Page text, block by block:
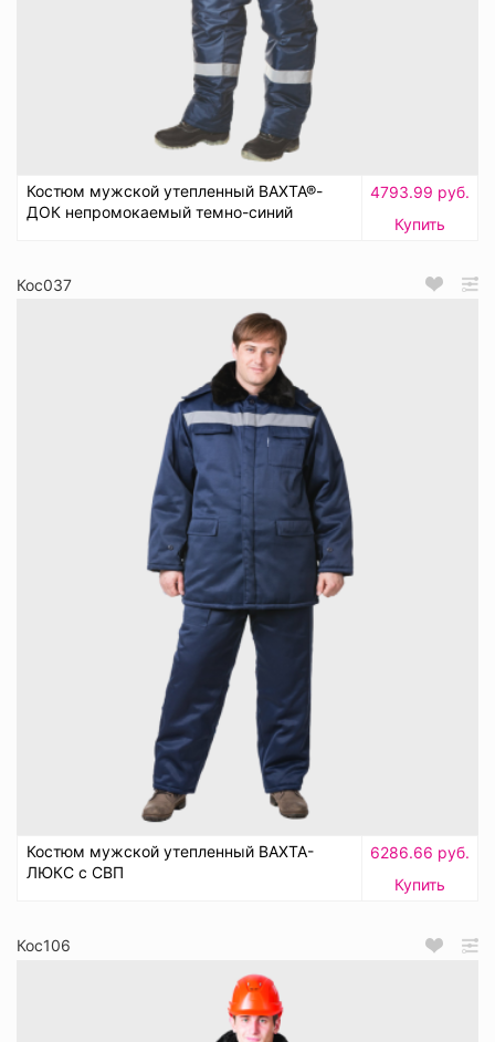
Костюм мужской утепленный ВАХТА®-
ДОК непромокаемый темно-синий
4793.99 руб.
Купить
Кос037
Костюм мужской утепленный ВАХТА-
ЛЮКС с СВП
6286.66 руб.
Купить
Кос106